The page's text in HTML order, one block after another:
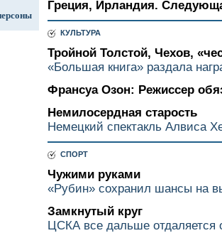
Греция, Ирландия.
КУЛЬТУРА
Тройной Толстой, Чехов,
«Большая книга» раздала
Франсуа Озон: Режиссер
Немилосердная старость
Немецкий спектакль Алвиса
СПОРТ
Чужими руками
«Рубин» сохранил шансы на
Замкнутый круг
ЦСКА все дальше